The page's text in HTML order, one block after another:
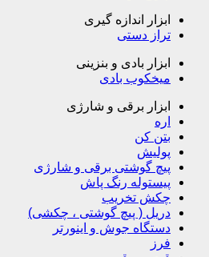
ابزار اندازه گیری
تراز دستی
ابزار بادی و بنزینی
میخکوب بادی
ابزار برقی و شارژی
اره
بتن کن
پولیش
پیچ گوشتی برقی و شارژی
پیستوله رنگ پاش
چکش تخریب
دریل ( پیچ گوشتی ، چکشی)
دستگاه جوش و اینورتر
فرز